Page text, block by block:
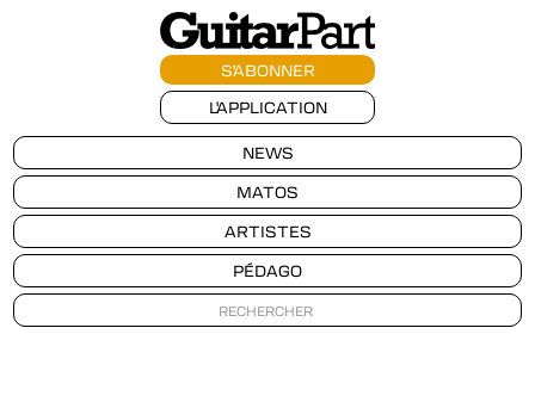
S'ABONNER
L'APPLICATION
NEWS
MATOS
ARTISTES
PÉDAGO